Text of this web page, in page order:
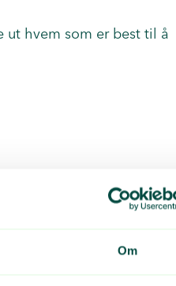
Om
ut hvem som er best til å